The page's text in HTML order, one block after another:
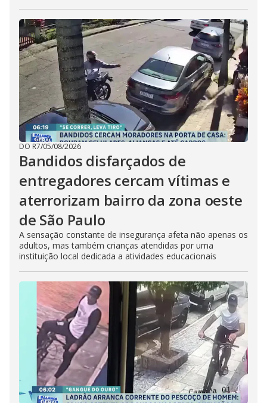
DO R7/05/08/2026
Bandidos disfarçados de
entregadores cercam vítimas e
aterrorizam bairro da zona oeste
de São Paulo
A sensação constante de insegurança afeta não apenas os
adultos, mas também crianças atendidas por uma
instituição local dedicada a atividades educacionais